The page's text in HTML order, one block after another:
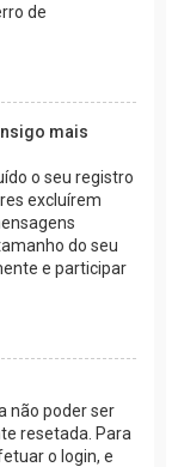
de
mais
o seu registro
excluírem
do seu
e participar
não poder ser
resetada. Para
o login, e